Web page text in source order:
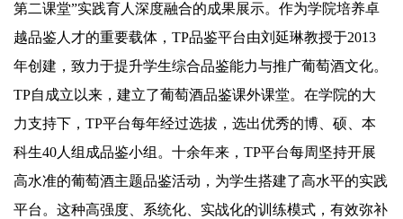
第二课堂”实践育人深度融合的成果展示。作为学院培养卓
越品鉴人才的重要载体，TP品鉴平台由刘延琳教授于2013
年创建，致力于提升学生综合品鉴能力与推广葡萄酒文化。
TP自成立以来，建立了葡萄酒品鉴课外课堂。在学院的大
力支持下，TP平台每年经过选拔，选出优秀的博、硕、本
科生40人组成品鉴小组。十余年来，TP平台每周坚持开展
高水准的葡萄酒主题品鉴活动，为学生搭建了高水平的实践
平台。这种高强度、系统化、实战化的训练模式，有效弥补